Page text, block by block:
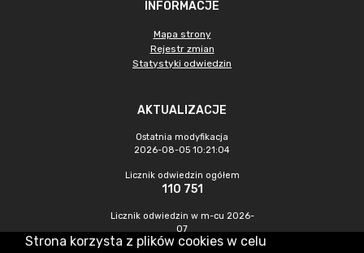
INFORMACJE
Mapa strony
Rejestr zmian
Statystyki odwiedzin
AKTUALIZACJE
Ostatnia modyfikacja
2026-08-05 10:21:04
Licznik odwiedzin ogółem
110 751
Licznik odwiedzin w m-cu 2026-
07
860
Strona korzysta z plików cookies w celu